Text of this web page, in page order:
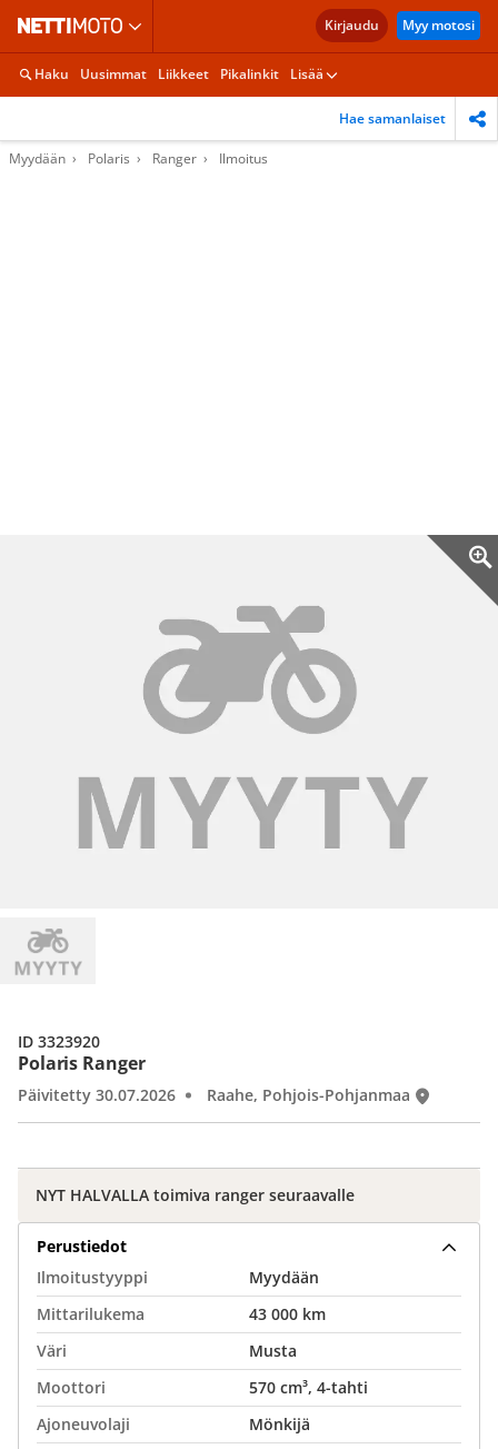
Kirjaudu Myy motosi
Haku Uusimmat Liikkeet Pikalinkit Lisää
Hae samanlaiset
Myydään Polaris Ranger Ilmoitus
Polaris Ranger
Päivitetty 30.07.2026 Raahe, Pohjois-Pohjanmaa
ID 3323920
NYT HALVALLA toimiva ranger seuraavalle
Perustiedot
Ilmoitustyyppi
Myydään
Mittarilukema
43 000 km
Väri
Musta
Moottori
570 cm³, 4-tahti
Ajoneuvolaji
Mönkijä